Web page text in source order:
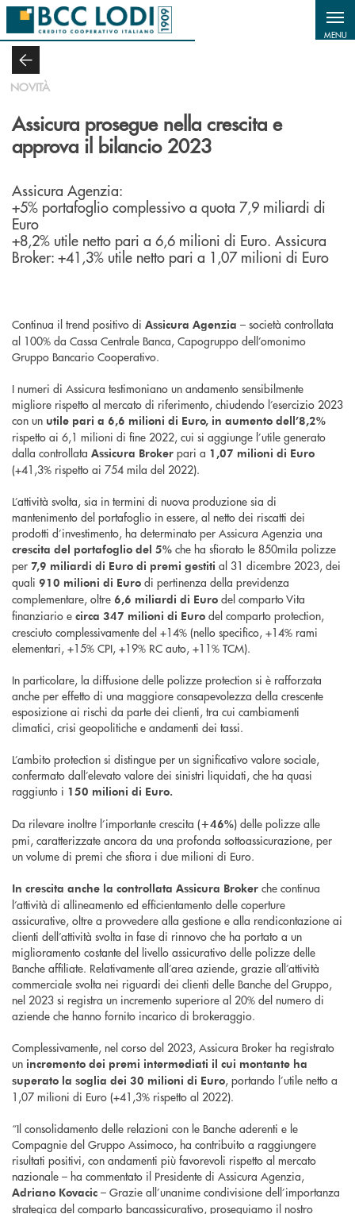
Salta al contenuto principale
MENU
NOVITÀ
Assicura prosegue nella crescita e
approva il bilancio 2023
Assicura Agenzia:
+5% portafoglio complessivo a quota 7,9 miliardi di
Euro
+8,2% utile netto pari a 6,6 milioni di Euro. Assicura
Broker: +41,3% utile netto pari a 1,07 milioni di Euro
Continua il trend positivo di Assicura Agenzia – società controllata
al 100% da Cassa Centrale Banca, Capogruppo dell’omonimo
Gruppo Bancario Cooperativo.
I numeri di Assicura testimoniano un andamento sensibilmente
migliore rispetto al mercato di riferimento, chiudendo l’esercizio 2023
con un utile pari a 6,6 milioni di Euro, in aumento dell’8,2%
rispetto ai 6,1 milioni di fine 2022, cui si aggiunge l’utile generato
dalla controllata Assicura Broker pari a 1,07 milioni di Euro
(+41,3% rispetto ai 754 mila del 2022).
L’attività svolta, sia in termini di nuova produzione sia di
mantenimento del portafoglio in essere, al netto dei riscatti dei
prodotti d’investimento, ha determinato per Assicura Agenzia una
crescita del portafoglio del 5% che ha sfiorato le 850mila polizze
per 7,9 miliardi di Euro di premi gestiti al 31 dicembre 2023, dei
quali 910 milioni di Euro di pertinenza della previdenza
complementare, oltre 6,6 miliardi di Euro del comparto Vita
finanziario e circa 347 milioni di Euro del comparto protection,
cresciuto complessivamente del +14% (nello specifico, +14% rami
elementari, +15% CPI, +19% RC auto, +11% TCM).
In particolare, la diffusione delle polizze protection si è rafforzata
anche per effetto di una maggiore consapevolezza della crescente
esposizione ai rischi da parte dei clienti, tra cui cambiamenti
climatici, crisi geopolitiche e andamenti dei tassi.
L’ambito protection si distingue per un significativo valore sociale,
confermato dall’elevato valore dei sinistri liquidati, che ha quasi
raggiunto i 150 milioni di Euro.
Da rilevare inoltre l’importante crescita (+46%) delle polizze alle
pmi, caratterizzate ancora da una profonda sottoassicurazione, per
un volume di premi che sfiora i due milioni di Euro.
In crescita anche la controllata Assicura Broker che continua
l’attività di allineamento ed efficientamento delle coperture
assicurative, oltre a provvedere alla gestione e alla rendicontazione ai
clienti dell’attività svolta in fase di rinnovo che ha portato a un
miglioramento costante del livello assicurativo delle polizze delle
Banche affiliate. Relativamente all’area aziende, grazie all’attività
commerciale svolta nei riguardi dei clienti delle Banche del Gruppo,
nel 2023 si registra un incremento superiore al 20% del numero di
aziende che hanno fornito incarico di brokeraggio.
Complessivamente, nel corso del 2023, Assicura Broker ha registrato
un incremento dei premi intermediati il cui montante ha
superato la soglia dei 30 milioni di Euro, portando l’utile netto a
1,07 milioni di Euro (+41,3% rispetto al 2022).
“Il consolidamento delle relazioni con le Banche aderenti e le
Compagnie del Gruppo Assimoco, ha contribuito a raggiungere
risultati positivi, con andamenti più favorevoli rispetto al mercato
nazionale – ha commentato il Presidente di Assicura Agenzia,
Adriano Kovacic – Grazie all’unanime condivisione dell’importanza
strategica del comparto bancassicurativo, proseguiamo il nostro